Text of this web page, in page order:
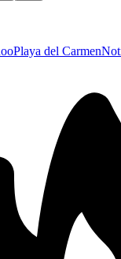
Playa del Carmen